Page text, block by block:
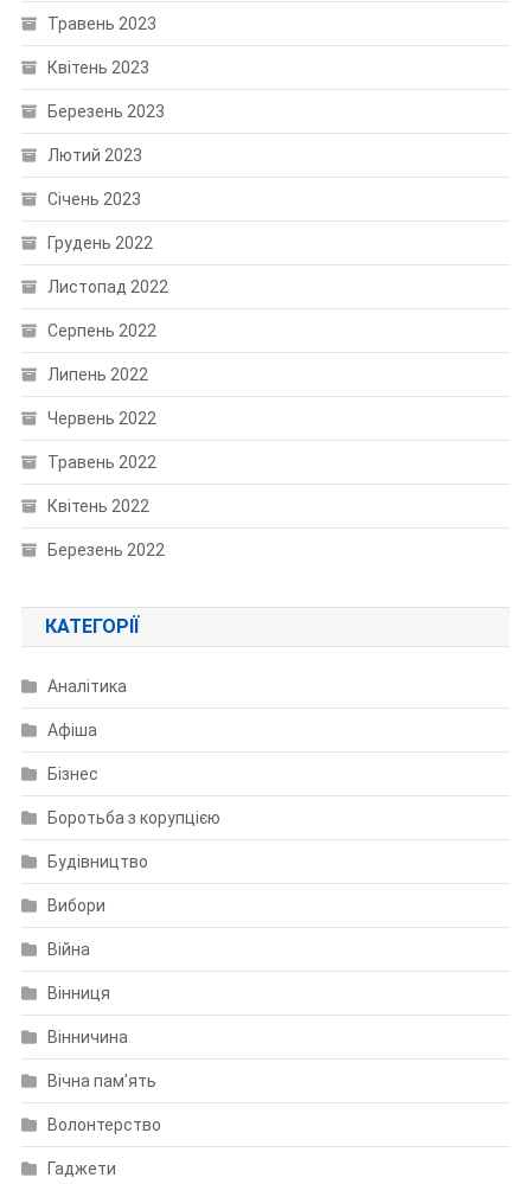
Травень 2023
Квітень 2023
Березень 2023
Лютий 2023
Січень 2023
Грудень 2022
Листопад 2022
Серпень 2022
Липень 2022
Червень 2022
Травень 2022
Квітень 2022
Березень 2022
КАТЕГОРІЇ
Аналітика
Афіша
Бізнес
Боротьба з корупцією
Будівництво
Вибори
Війна
Вінниця
Вінничина
Вічна пам'ять
Волонтерство
Гаджети